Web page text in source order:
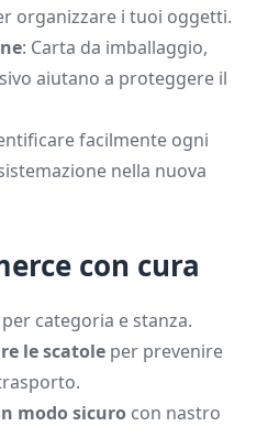
organizzare i tuoi oggetti.
: Carta da imballaggio,
aiutano a proteggere il
facilmente ogni
nella nuova
con cura
per categoria e stanza.
le scatole per prevenire
modo sicuro con nastro